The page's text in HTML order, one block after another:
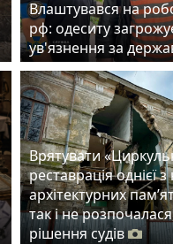
Влаштувався на
рф: одеситу
ув'язнення за
Врятувати
реставрація однієї
архітектурних
так і не
рішення судів